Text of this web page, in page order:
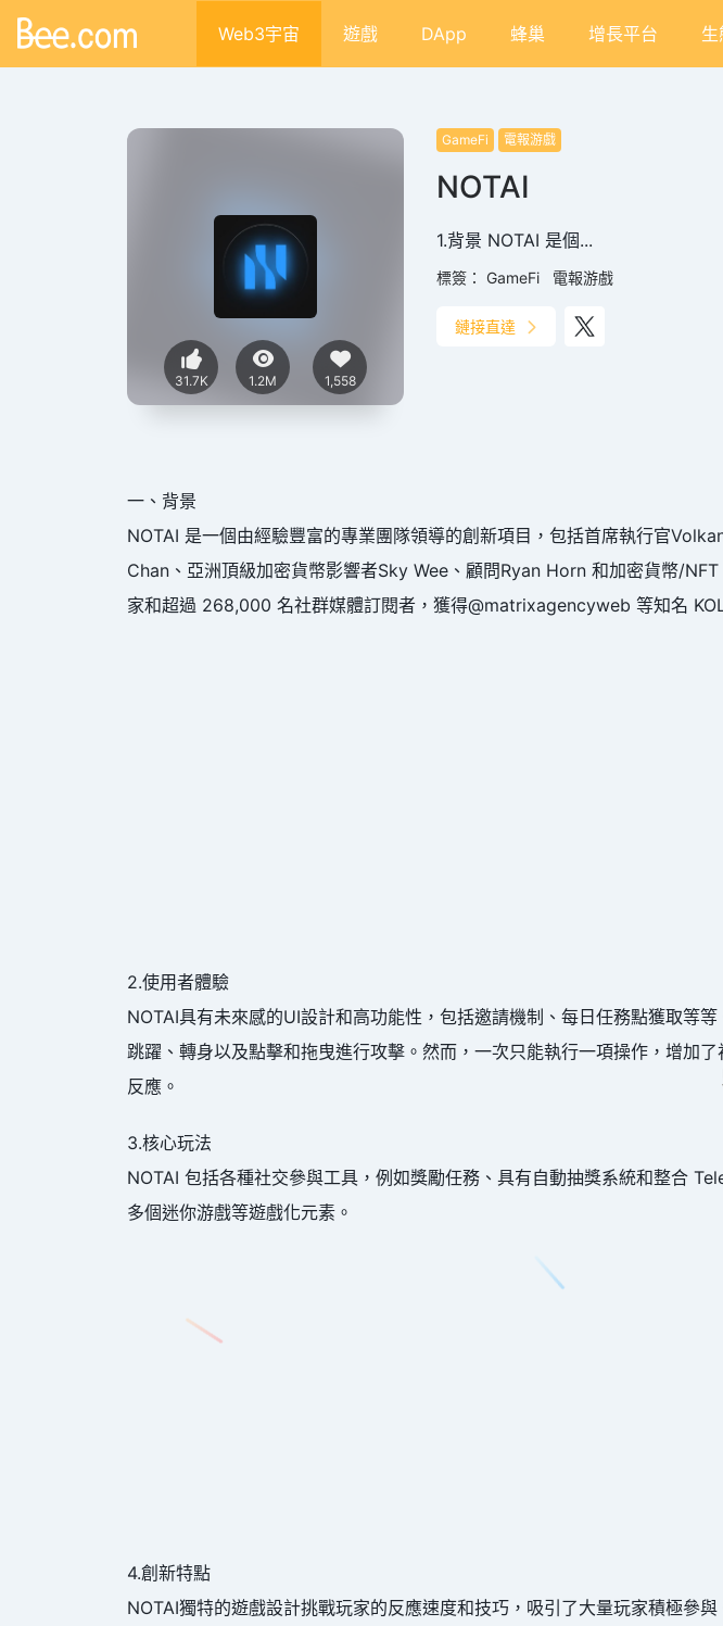
Web3宇宙 遊戲 DApp 蜂巢 增長平台 生
31.7K 1.2M 1,558
GameFi 電報游戲
NOTAI
1.背景 NOTAI 是個...
標簽： GameFi 電報游戲
鏈接直達
一、背景
NOTAI 是一個由經驗豐富的專業團隊領導的創新項目，包括首席執行官
Chan、亞洲頂級加密貨幣影響者Sky Wee、顧問Ryan Horn 和加密貨幣/
家和超過 268,000 名社群媒體訂閱者，獲得@matrixagencyweb 等知名
2.使用者體驗
NOTAI具有未來感的UI設計和高功能性，包括邀請機制、每日任務點獲取等
跳躍、轉身以及點擊和拖曳進行攻擊。然而，一次只能執行一項操作，增加
反應。
3.核心玩法
NOTAI 包括各種社交參與工具，例如獎勵任務、具有自動抽獎系統和整合
多個迷你游戲等遊戲化元素。
4.創新特點
NOTAI獨特的遊戲設計挑戰玩家的反應速度和技巧，吸引了大量玩家積極參與